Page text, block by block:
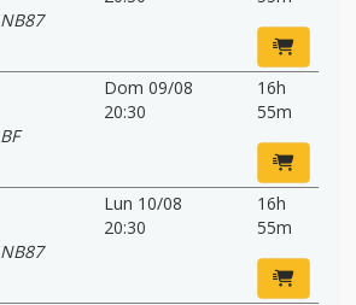
NB87
BF
Dom 09/08
20:30
16h
55m
NB87
Lun 10/08
20:30
16h
55m